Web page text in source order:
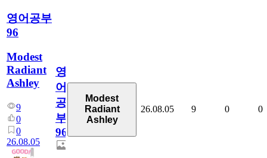
영어공부
96
Modest
Radiant
Ashley
9
0
0
26.08.05
영
어
공
부
96
Modest
Radiant
Ashley
26.08.05 9 0 0